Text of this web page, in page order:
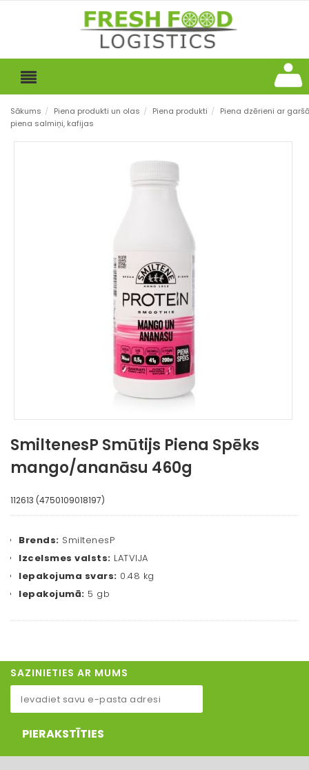
Sākums / Piena produkti un olas / Piena produkti / Piena dzērieni ar
piena salmiņi, kafijas
SmiltenesP Smūtijs Piena Spēks
mango/ananāsu 460g
112613 (4750109018197)
Brends: SmiltenesP
Izcelsmes valsts: LATVIJA
Iepakojuma svars: 0.48 kg
Iepakojumā: 5 gb
SAZINIETIES AR MUMS
PIERAKSTĪTIES